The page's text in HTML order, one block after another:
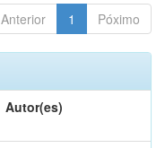
Anterior 1 Póximo
Autor(es)